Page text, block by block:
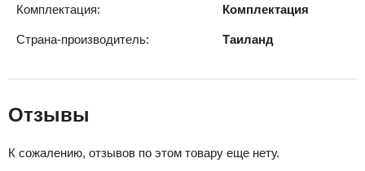
Комплектация: Комплектация
Страна-производитель: Таиланд
Отзывы
К сожалению, отзывов по этом товару еще нету.